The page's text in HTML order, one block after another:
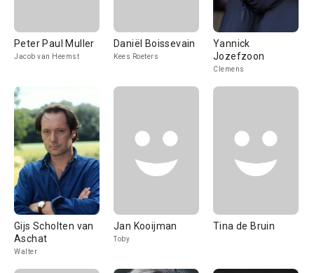
Peter Paul Muller
Jacob van Heemst
Daniël Boissevain
Kees Roeters
Yannick
Jozefzoon
Clemens
Gijs Scholten van
Aschat
Walter
Jan Kooijman
Toby
Tina de Bruin